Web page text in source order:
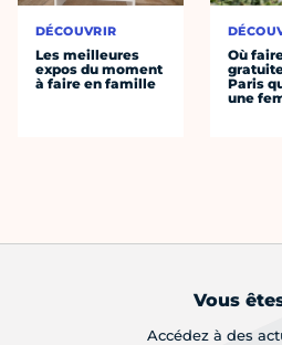
DÉCOUVRIR
Les meilleures
expos du moment
à faire en famille
Où
Paris
une
Vous
Accédez à des